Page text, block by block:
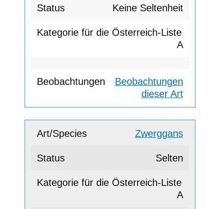
Keine Seltenheit
A
Beobachtungen
dieser Art
Zwerggans
Selten
A